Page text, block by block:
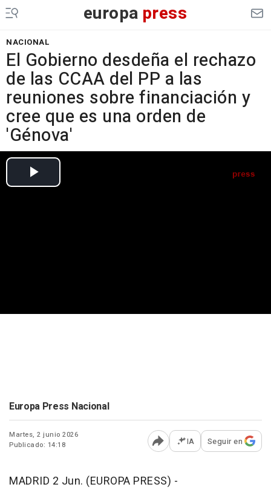
europa press
NACIONAL
El Gobierno desdeña el rechazo
de las CCAA del PP a las
reuniones sobre financiación y
cree que es una orden de
'Génova'
Europa Press Nacional
Martes, 2 junio 2026
Publicado: 14:18
Abrir opciones para
IA Seguir en
MADRID 2 Jun. (EUROPA PRESS) -